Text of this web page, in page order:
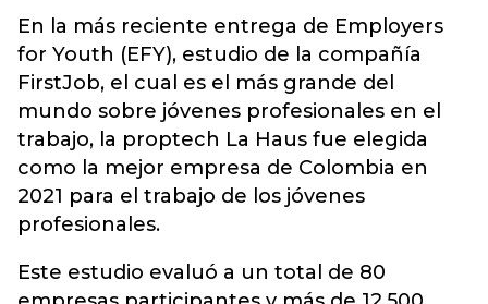
En la más reciente entrega de Employers
for Youth (EFY), estudio de la compañía
FirstJob, el cual es el más grande del
mundo sobre jóvenes profesionales en el
trabajo, la proptech La Haus fue elegida
como la mejor empresa de Colombia en
2021 para el trabajo de los jóvenes
profesionales.
Este estudio evaluó a un total de 80